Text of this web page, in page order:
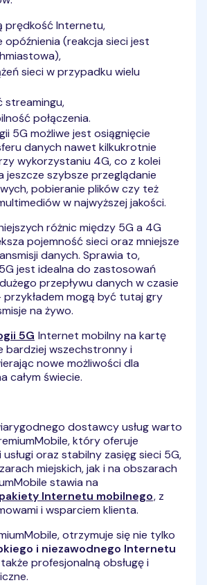
prędkość Internetu,
opóźnienia (reakcja sieci jest
sieci w przypadku wielu
streamingu,
połączenia.
5G możliwe jest osiągnięcie
danych nawet kilkukrotnie
wykorzystaniu 4G, co z kolei
jeszcze szybsze przeglądanie
pobieranie plików czy też
w najwyższej jakości.
różnic między 5G a 4G
pojemność sieci oraz mniejsze
danych. Sprawia to,
jest idealna do zastosowań
przepływu danych w czasie
mogą być tutaj gry
na żywo.
5G Internet mobilny na kartę
bardziej wszechstronny i
nowe możliwości dla
całym świecie.
dostawcy usług warto
który oferuje
oraz stabilny zasięg sieci 5G,
miejskich, jak i na obszarach
stawia na
pakiety Internetu mobilnego, z
i wsparciem klienta.
otrzymuje się nie tylko
i niezawodnego Internetu
profesjonalną obsługę i